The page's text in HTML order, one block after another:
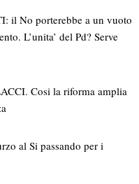
il No porterebbe a un vuoto
L’unita’ del Pd? Serve
Cosi la riforma amplia
al Si passando per i